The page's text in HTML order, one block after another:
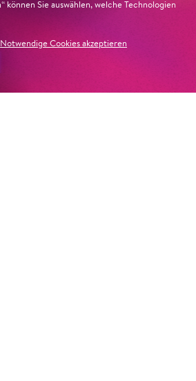
können Sie auswählen, welche Technologien
Notwendige Cookies akzeptieren